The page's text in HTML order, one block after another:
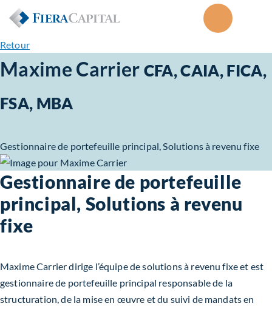
Retour
Maxime Carrier CFA, CAIA, FICA,
FSA, MBA
Gestionnaire de portefeuille principal, Solutions à revenu fixe
Gestionnaire de portefeuille
principal, Solutions à revenu
fixe
Maxime Carrier dirige l’équipe de solutions à revenu fixe et est
gestionnaire de portefeuille principal responsable de la
structuration, de la mise en œuvre et du suivi de mandats en